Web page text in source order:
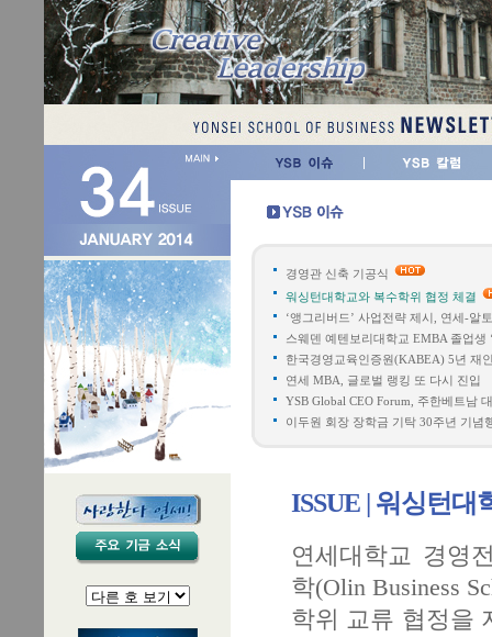
경영관 신축 기공식
워싱턴대학교와 복수학위 협정 체결
‘앵그리버드’ 사업전략 제시, 연세-알
스웨덴 예텐보리대학교 EMBA 졸업생
한국경영교육인증원(KABEA) 5년 재
연세 MBA, 글로벌 랭킹 또 다시 진입
YSB Global CEO Forum, 주한베트남
이두원 회장 장학금 기탁 30주년 기념
ISSUE | 워싱턴
연세대학교 경영
학(Olin Business
학위 교류 협정을